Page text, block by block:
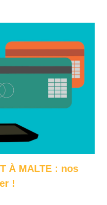
À MALTE : nos
!